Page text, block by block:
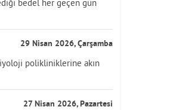
bedel her geçen gün
29 Nisan 2026, Çarşamba
polikliniklerine akın
27 Nisan 2026, Pazartesi